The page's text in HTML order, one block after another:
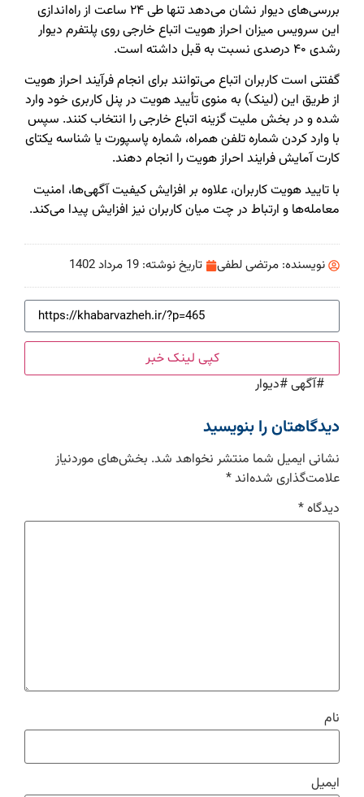
بررسی‌های دیوار نشان می‌دهد تنها طی ۲۴ ساعت از راه‌اندازی
این سرویس میزان احراز هویت اتباع خارجی روی پلتفرم دیوار
رشدی ۴۰ درصدی نسبت به قبل داشته است.
گفتنی است کاربران اتباع می‌توانند برای انجام فرآیند احراز هویت
از طریق این (لینک) به منوی تأیید هویت در پنل کاربری خود وارد
شده و در بخش ملیت گزینه اتباع خارجی را انتخاب کنند. سپس
با وارد کردن شماره تلفن همراه، شماره پاسپورت یا شناسه یکتای
کارت آمایش‌ فرایند احراز هویت‌ را انجام دهند.
با تایید هویت کاربران، علاوه بر افزایش کیفیت آگهی‌ها، امنیت
معامله‌ها و ارتباط در چت میان کاربران نیز افزایش پیدا می‌کند.
نویسنده: مرتضی لطفی تاریخ نوشته: 19 مرداد 1402
کپی لینک خبر
#آگهی‌#دیوار
دیدگاهتان را بنویسید
نشانی ایمیل شما منتشر نخواهد شد. بخش‌های موردنیاز
علامت‌گذاری شده‌اند*
دیدگاه*
نام
ایمیل